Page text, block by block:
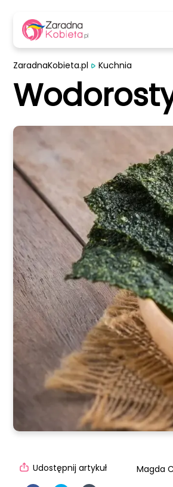
ZaradnaKobieta.pl Kuchnia
Magda
Udostępnij artykuł